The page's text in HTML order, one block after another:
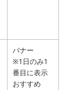
バナー
※1日のみ1
番目に表示
おすすめ